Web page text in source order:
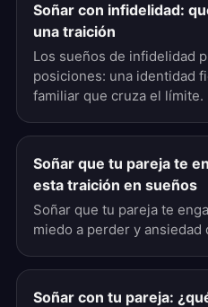
Soñar con infidelidad:
una traición
Los sueños de infidelidad
posiciones: una identidad
familiar que cruza el límite.
Soñar que tu pareja te
esta traición en sueños
Soñar que tu pareja te
miedo a perder y ansiedad
Soñar con tu pareja: